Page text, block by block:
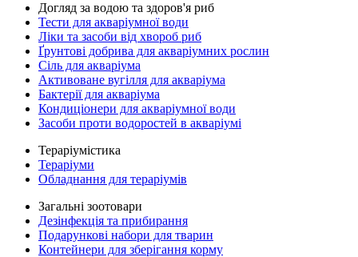
Догляд за водою та здоров'я риб
Тести для акваріумної води
Ліки та засоби від хвороб риб
Ґрунтові добрива для акваріумних рослин
Сіль для акваріума
Активоване вугілля для акваріума
Бактерії для акваріума
Кондиціонери для акваріумної води
Засоби проти водоростей в акваріумі
Тераріумістика
Тераріуми
Обладнання для тераріумів
Загальні зоотовари
Дезінфекція та прибирання
Подарункові набори для тварин
Контейнери для зберігання корму